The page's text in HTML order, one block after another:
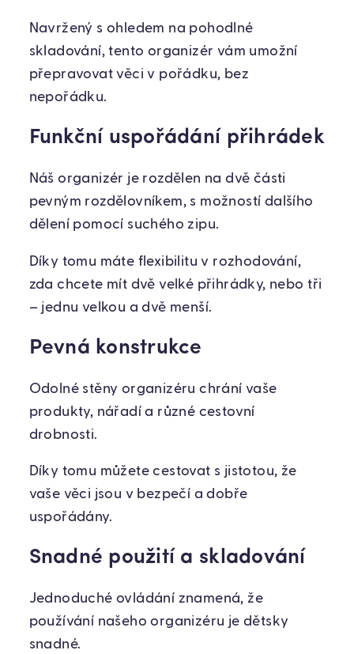
Navržený s ohledem na pohodlné
skladování, tento organizér vám umožní
přepravovat věci v pořádku, bez
nepořádku.
Funkční uspořádání přihrádek
Náš organizér je rozdělen na dvě části
pevným rozdělovníkem, s možností dalšího
dělení pomocí suchého zipu.
Díky tomu máte flexibilitu v rozhodování,
zda chcete mít dvě velké přihrádky, nebo tři
– jednu velkou a dvě menší.
Pevná konstrukce
Odolné stěny organizéru chrání vaše
produkty, nářadí a různé cestovní
drobnosti.
Díky tomu můžete cestovat s jistotou, že
vaše věci jsou v bezpečí a dobře
uspořádány.
Snadné použití a skladování
Jednoduché ovládání znamená, že
používání našeho organizéru je dětsky
snadné.